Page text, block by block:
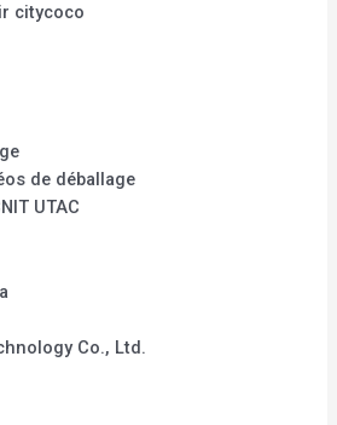
citycoco
de déballage
UTAC
Co., Ltd.